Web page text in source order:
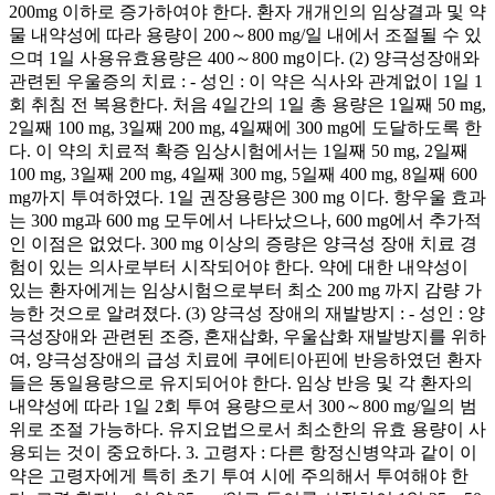
200mg 이하로 증가하여야 한다. 환자 개개인의 임상결과 및 약
물 내약성에 따라 용량이 200～800 mg/일 내에서 조절될 수 있
으며 1일 사용유효용량은 400～800 mg이다. (2) 양극성장애와
관련된 우울증의 치료 : - 성인 : 이 약은 식사와 관계없이 1일 1
회 취침 전 복용한다. 처음 4일간의 1일 총 용량은 1일째 50 mg,
2일째 100 mg, 3일째 200 mg, 4일째에 300 mg에 도달하도록 한
다. 이 약의 치료적 확증 임상시험에서는 1일째 50 mg, 2일째
100 mg, 3일째 200 mg, 4일째 300 mg, 5일째 400 mg, 8일째 600
mg까지 투여하였다. 1일 권장용량은 300 mg 이다. 항우울 효과
는 300 mg과 600 mg 모두에서 나타났으나, 600 mg에서 추가적
인 이점은 없었다. 300 mg 이상의 증량은 양극성 장애 치료 경
험이 있는 의사로부터 시작되어야 한다. 약에 대한 내약성이
있는 환자에게는 임상시험으로부터 최소 200 mg 까지 감량 가
능한 것으로 알려졌다. (3) 양극성 장애의 재발방지 : - 성인 : 양
극성장애와 관련된 조증, 혼재삽화, 우울삽화 재발방지를 위하
여, 양극성장애의 급성 치료에 쿠에티아핀에 반응하였던 환자
들은 동일용량으로 유지되어야 한다. 임상 반응 및 각 환자의
내약성에 따라 1일 2회 투여 용량으로서 300～800 mg/일의 범
위로 조절 가능하다. 유지요법으로서 최소한의 유효 용량이 사
용되는 것이 중요하다. 3. 고령자 : 다른 항정신병약과 같이 이
약은 고령자에게 특히 초기 투여 시에 주의해서 투여해야 한